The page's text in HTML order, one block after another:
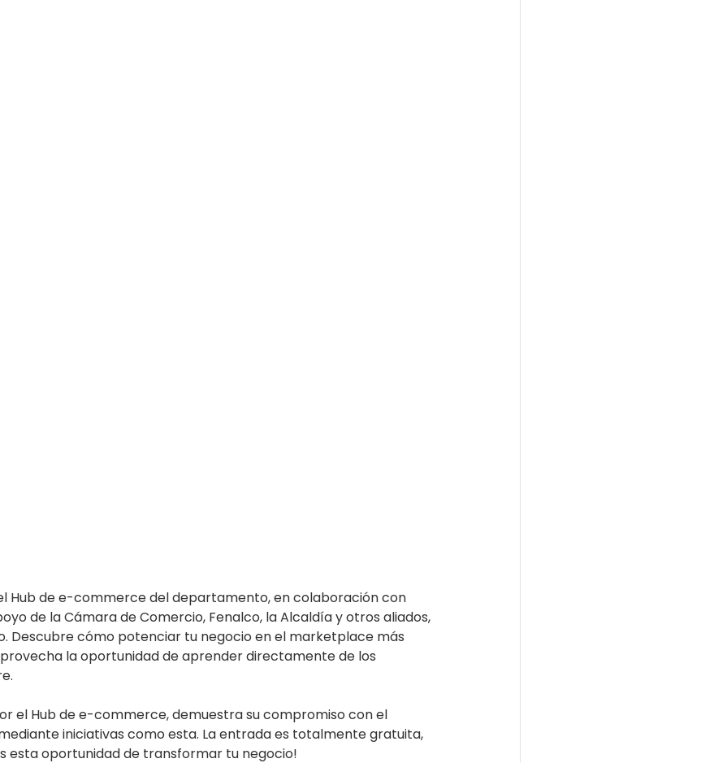
Hub de e-commerce del departamento, en colaboración con
de la Cámara de Comercio, Fenalco, la Alcaldía y otros aliados,
Descubre cómo potenciar tu negocio en el marketplace más
la oportunidad de aprender directamente de los
el Hub de e-commerce, demuestra su compromiso con el
iniciativas como esta. La entrada es totalmente gratuita,
esta oportunidad de transformar tu negocio!